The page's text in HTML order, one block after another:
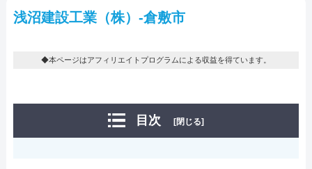
浅沼建設工業（株）-倉敷市
◆本ページはアフィリエイトプログラムによる収益を得ています。
目次 [閉じる]